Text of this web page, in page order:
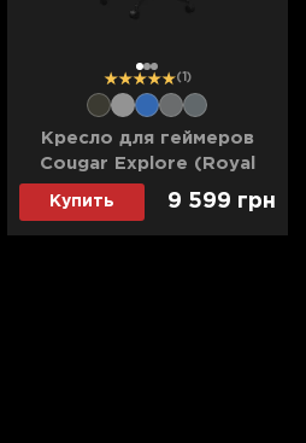
12 3 (1)
Кресло для геймеров
Cougar Explore (Royal
Gray) F
Купить 9 599 грн